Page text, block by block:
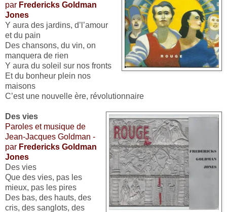
par Fredericks Goldman
Jones
Y aura des jardins, d’l’amour
et du pain
Des chansons, du vin, on
manquera de rien
Y aura du soleil sur nos fronts
Et du bonheur plein nos
maisons
C’est une nouvelle ère, révolutionnaire
Des vies
Paroles et musique de
Jean-Jacques Goldman -
par Fredericks Goldman
Jones
Des vies
Que des vies, pas les
mieux, pas les pires
Des bas, des hauts, des
cris, des sanglots, des